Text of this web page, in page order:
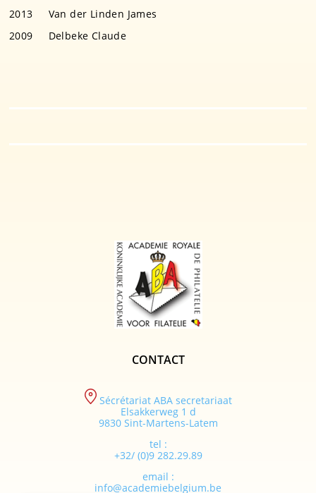
2013 Van der Linden James
2009 Delbeke Claude
CONTACT
Sécrétariat ABA secretariaat
Elsakkerweg 1 d
9830 Sint-Martens-Latem
tel :
+32/ (0)9 282.29.89
email :
info@academiebelgium.be